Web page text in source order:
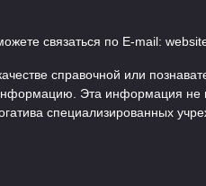
самых опасных
0 4
связаться по E-mail:
справочной или
Эта информация не
специализированных